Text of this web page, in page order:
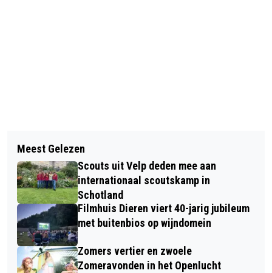
IK BUURT MEE!-LEZING OVER
SPINOZA’S FILOSOFIE VAN DE
BLIJHEID
IVN-LENTEWANDELING OP
RHEDEROORD
Meest Gelezen
Scouts uit Velp deden mee aan
internationaal scoutskamp in
Schotland
Filmhuis Dieren viert 40-jarig jubileum
met buitenbios op wijndomein
Zomers vertier en zwoele
Zomeravonden in het Openlucht